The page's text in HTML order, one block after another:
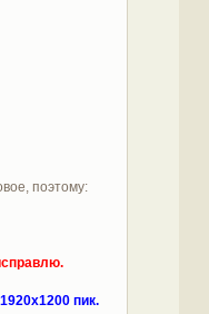
поэтому:
пик.